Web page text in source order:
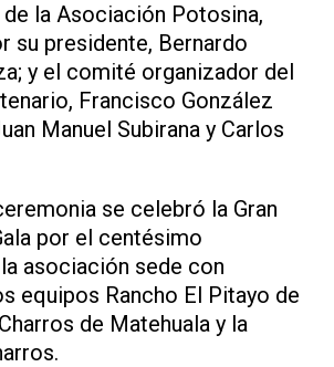
la Asociación Potosina,
su presidente, Bernardo
y el comité organizador del
Francisco González
Manuel Subirana y Carlos
se celebró la Gran
por el centésimo
asociación sede con
equipos Rancho El Pitayo de
de Matehuala y la